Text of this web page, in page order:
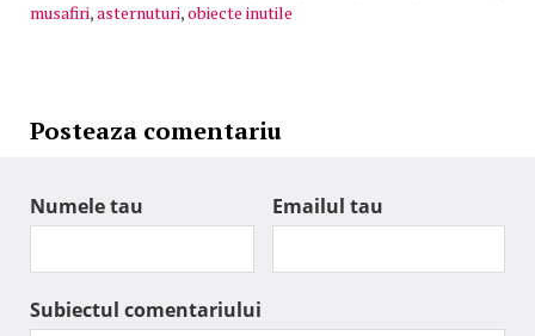
musafiri,asternuturi,obiecte inutile
Posteaza comentariu
Numele tau Emailul tau
Subiectul comentariului